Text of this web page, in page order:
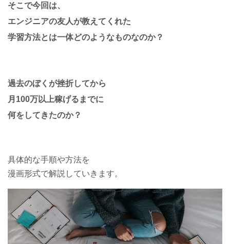
そこで今回は、
エンジニアの友人が教えてくれた
学習方法とは一体どのようなものなのか？
過去のぼくが挫折してから
月100万以上稼げるまでに
何をしてきたのか？
具体的な手順や方法を
漫画形式で解説していきます。